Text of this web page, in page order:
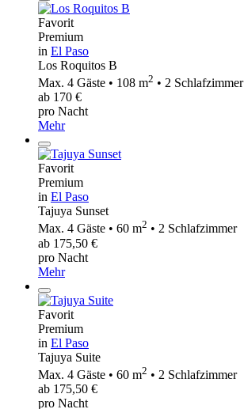
Favorit
Premium
in El Paso
Los Roquitos B
Max. 4 Gäste • 108 m2 • 2 Schlafzimmer
ab 170 €
pro Nacht
Mehr
Favorit
Premium
in El Paso
Tajuya Sunset
Max. 4 Gäste • 60 m2 • 2 Schlafzimmer
ab 175,50 €
pro Nacht
Mehr
Favorit
Premium
in El Paso
Tajuya Suite
Max. 4 Gäste • 60 m2 • 2 Schlafzimmer
ab 175,50 €
pro Nacht